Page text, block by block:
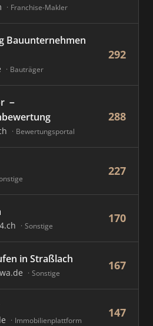
Franchise-Makler
Bauunternehmen
Bauträger
292
－
Bewertungsportal
288
227
Sonstige
170
in Straßlach
Sonstige
167
Immobilienplattform
147